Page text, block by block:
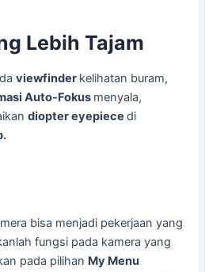
Lebih Tajam
viewfinder kelihatan buram,
Auto-Fokus menyala,
diopter eyepiecedi
bisa menjadi pekerjaan yang
fungsi pada kamera yang
pada pilihan My Menu